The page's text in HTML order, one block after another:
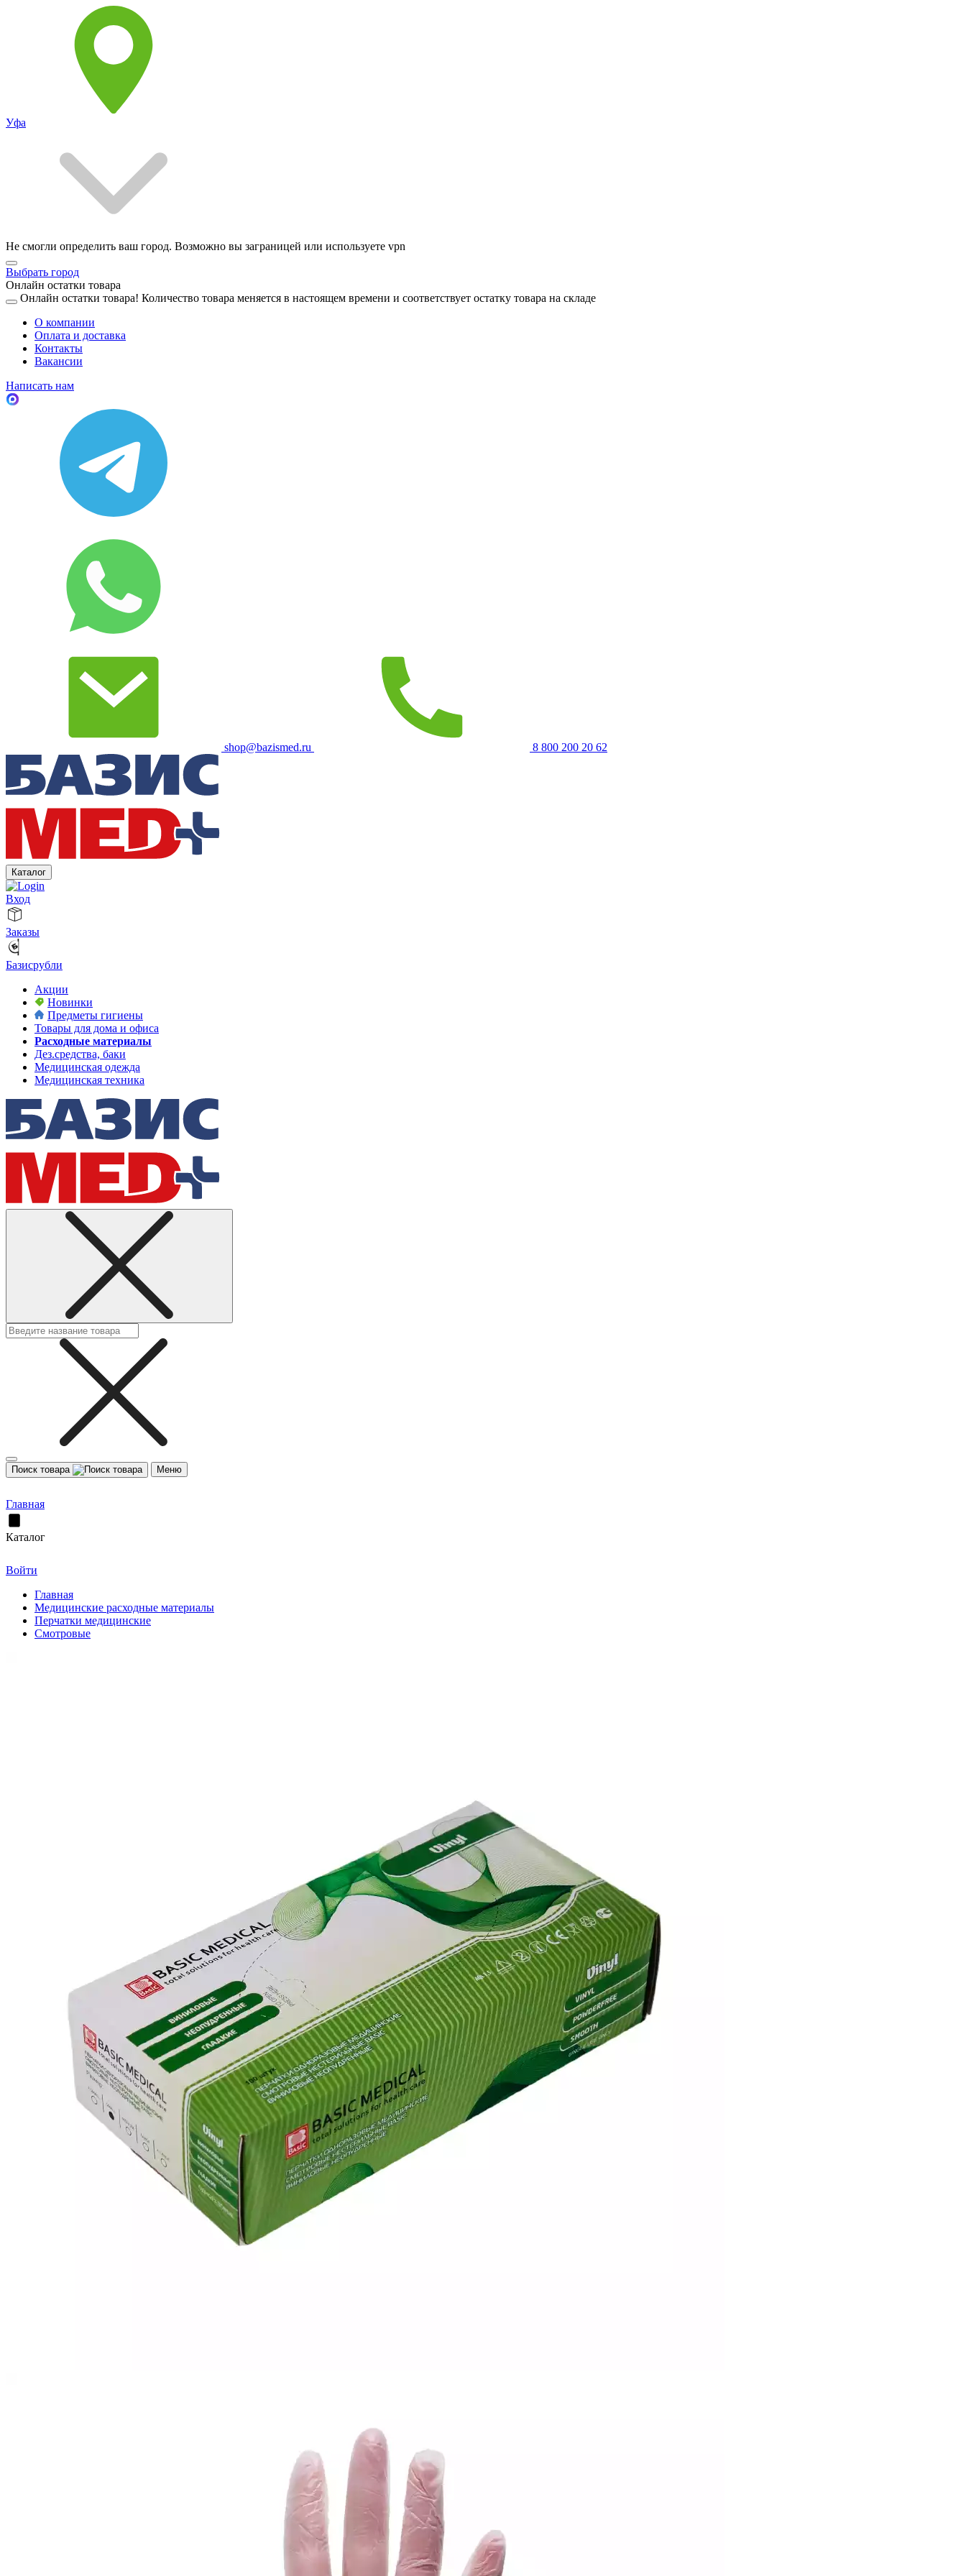
Уфа
Не смогли определить ваш город. Возможно вы заграницей или используете vpn
Выбрать город
Онлайн остатки товара
Онлайн остатки товара! Количество товара меняется в настоящем времени и соответствует остатку товара на складе
О компании
Оплата и доставка
Контакты
Вакансии
Написать нам
shop@bazismed.ru 8 800 200 20 62
Каталог
Вход
Заказы
Базисрубли
Акции
Новинки
Предметы гигиены
Товары для дома и офиса
Расходные материалы
Дез.средства, баки
Медицинская одежда
Медицинская техника
Поиск товара Меню
Главная
Каталог
Войти
Главная
Медицинские расходные материалы
Перчатки медицинские
Смотровые